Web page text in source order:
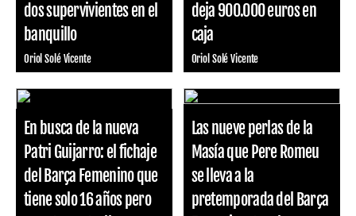
dos supervivientes en el
banquillo
Oriol Solé Vicente
deja 900.000 euros en
caja
Oriol Solé Vicente
En busca de la nueva
Patri Guijarro: el fichaje
del Barça Femenino que
tiene solo 16 años pero
Las nueve perlas de la
Masía que Pere Romeu
se lleva a la
pretemporada del Barça